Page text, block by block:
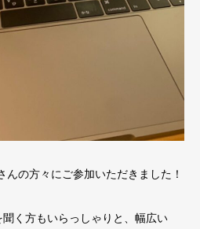
んの方々にご参加いただきました！
く方もいらっしゃりと、幅広い